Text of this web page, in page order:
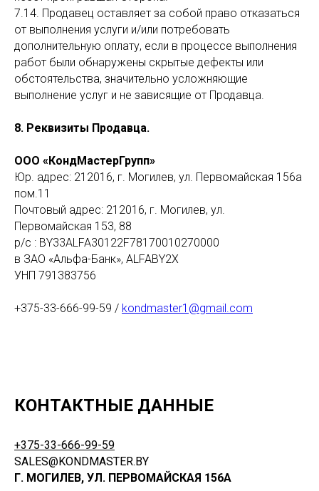
7.14. Продавец оставляет за собой право отказаться
от выполнения услуги и/или потребовать
дополнительную оплату, если в процессе выполнения
работ были обнаружены скрытые дефекты или
обстоятельства, значительно усложняющие
выполнение услуг и не зависящие от Продавца.
8. Реквизиты Продавца.
ООО «КондМастерГрупп»
Юр. адрес: 212016, г. Могилев, ул. Первомайская 156а
пом.11
Почтовый адрес: 212016, г. Могилев, ул.
Первомайская 153, 88
р/с : BY33ALFA30122F78170010270000
в ЗАО «Альфа-Банк», ALFABY2X
УНП 791383756
+375-33-666-99-59 / kondmaster1@gmail.com
КОНТАКТНЫЕ ДАННЫЕ
+375-33-666-99-59
SALES@KONDMASTER.BY
Г. МОГИЛЕВ, УЛ. ПЕРВОМАЙСКАЯ 156А